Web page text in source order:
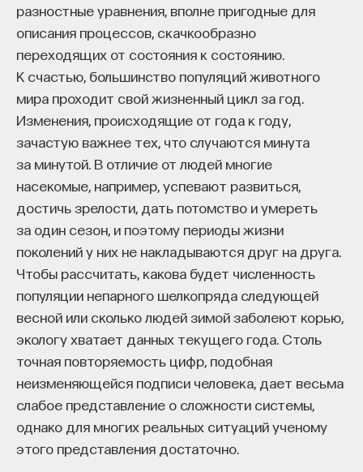
разностные уравнения, вполне пригодные для
описания процессов, скачкообразно
переходящих от состояния к состоянию.
К счастью, большинство популяций животного
мира проходит свой жизненный цикл за год.
Изменения, происходящие от года к году,
зачастую важнее тех, что случаются минута
за минутой. В отличие от людей многие
насекомые, например, успевают развиться,
достичь зрелости, дать потомство и умереть
за один сезон, и поэтому периоды жизни
поколений у них не накладываются друг на друга.
Чтобы рассчитать, какова будет численность
популяции непарного шелкопряда следующей
весной или сколько людей зимой заболеют корью,
экологу хватает данных текущего года. Столь
точная повторяемость цифр, подобная
неизменяющейся подписи человека, дает весьма
слабое представление о сложности системы,
однако для многих реальных ситуаций ученому
этого представления достаточно.
Оказывается, иерархическое обучение
с подкреплением позволяет достигать большего
количества очков и показывать результаты,
превосходящие результаты человека на большем
количестве игр. Получается, если агент
выучивает некоторую последовательность
действий, которые приводят к нужному
состоянию среды, например к перемещению
вправо нашей ракетки, он эти
последовательности может применять и для
других действий, когда перемещать вправо
нужно не ракетку, а космический корабль,
избегающий столкновения с другими кораблями.
В иерархическом обучении с подкреплением
сегодня существуют три подхода к тому, как
составлять и запоминать последовательности
действий. Один из основных подходов, который
был предложен еще основоположником обучения
с подкреплением Ричардом Саттоном, сейчас
развивается одной из его учениц. Этот подход,